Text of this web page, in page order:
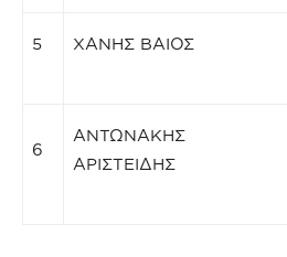
5 ΧΑΝΗΣ ΒΑΙΟΣ
6
ΑΝΤΩΝΑΚΗΣ
ΑΡΙΣΤΕΙΔΗΣ